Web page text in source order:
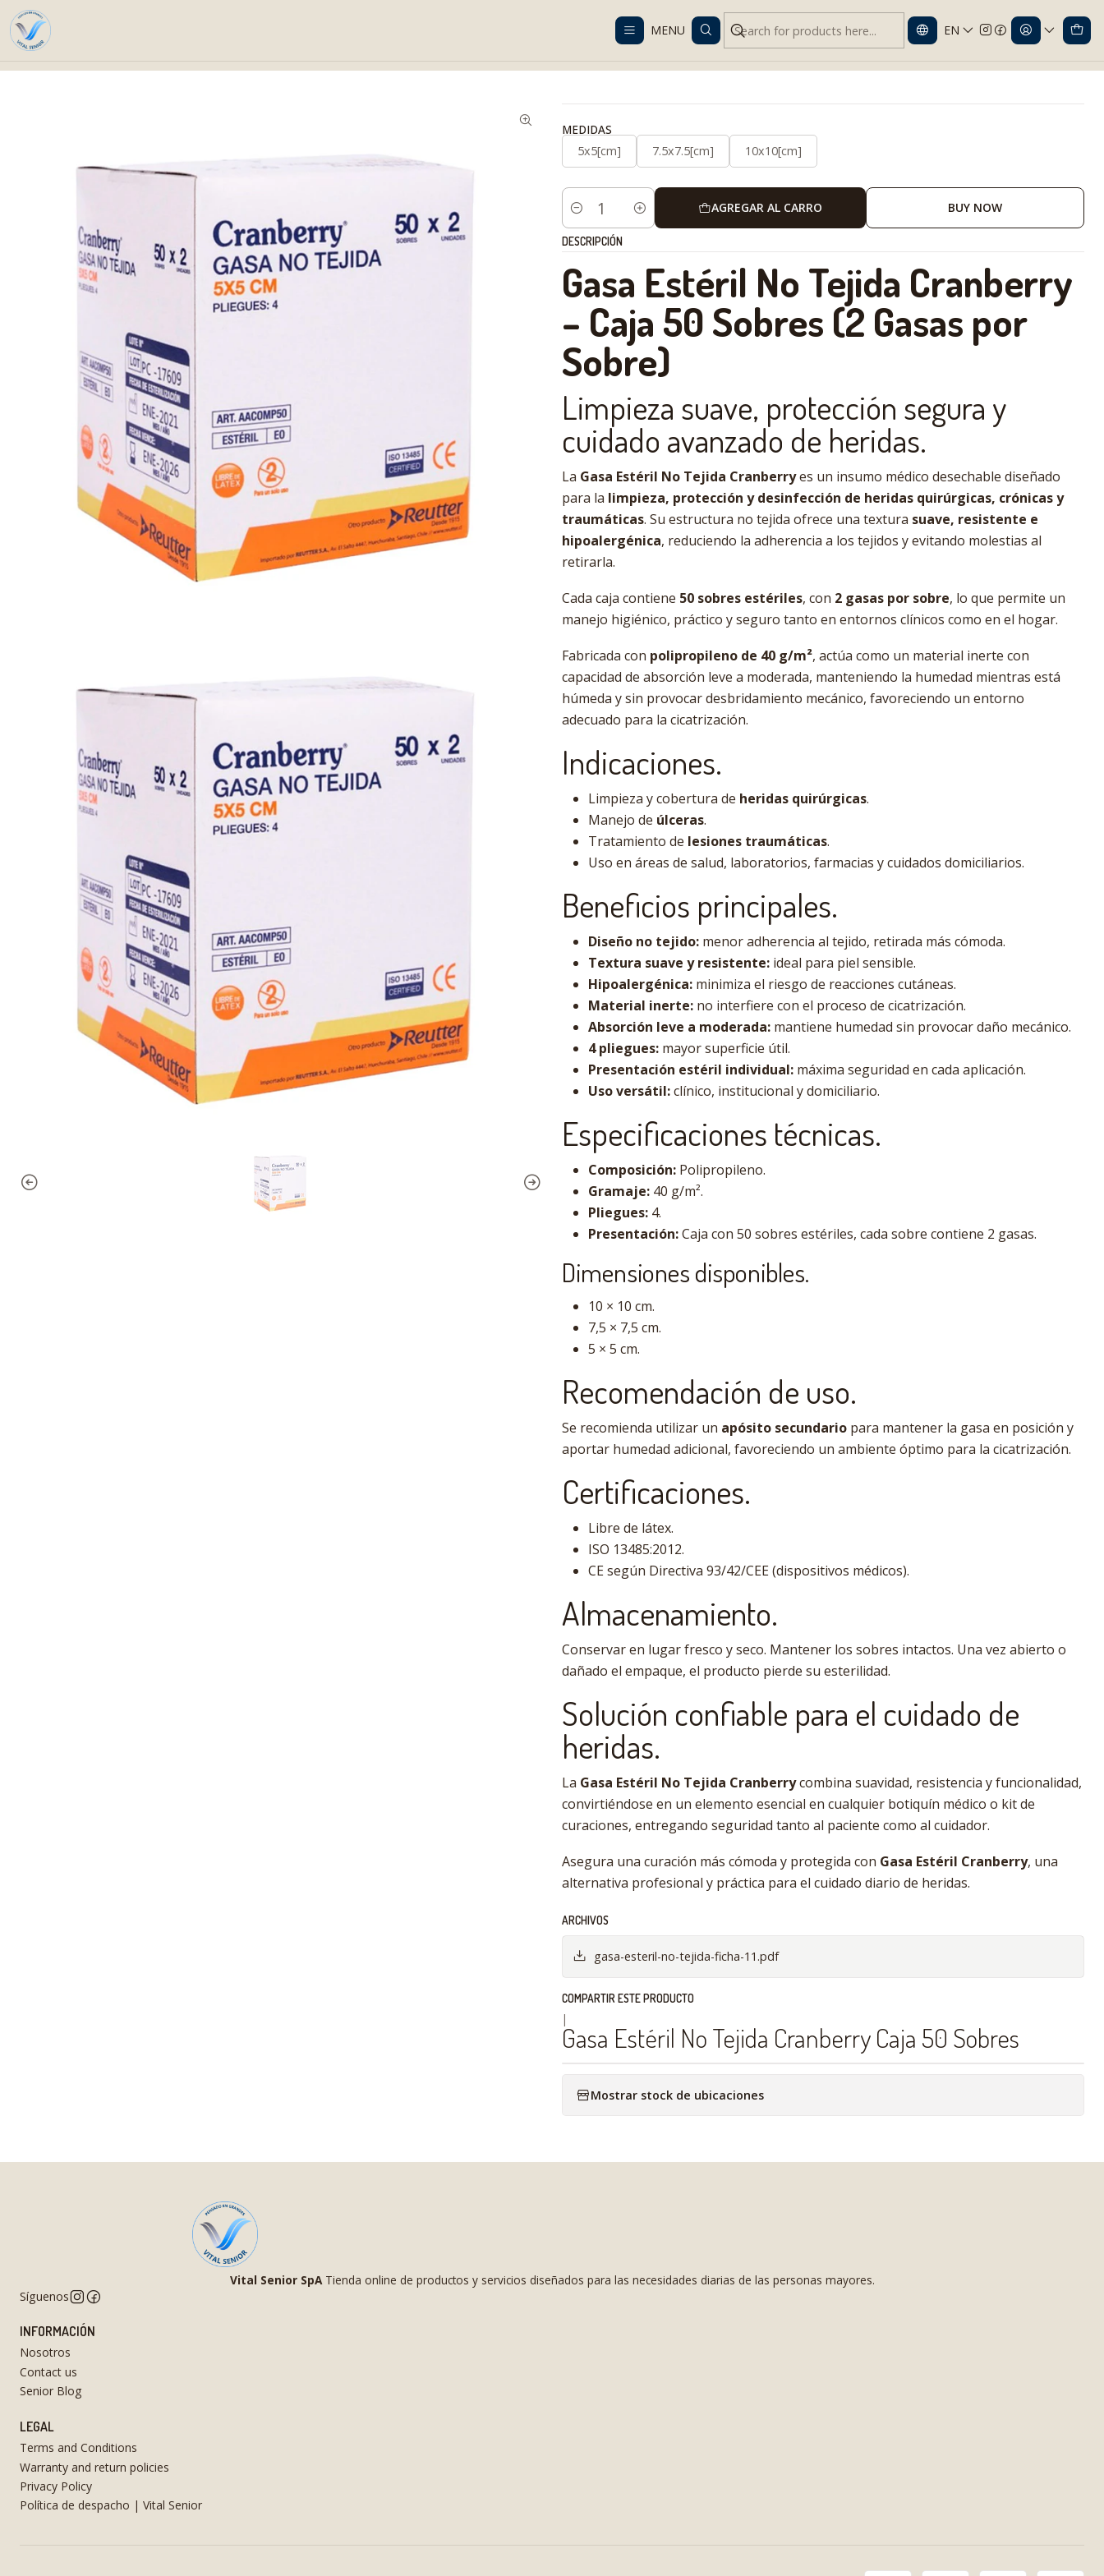
MENU EN
Despacho gratis en RM desde $100.000. Revisa las condiciones.
Gasa Estéril No Tejida Cranberry Caja 50 Sobres
MEDIDAS
5x5[cm]
7.5x7.5[cm] 10x10[cm]
Cantidad
AGREGAR AL CARRO BUY NOW
DESCRIPCIÓN
Gasa Estéril No Tejida Cranberry
– Caja 50 Sobres (2 Gasas por
Sobre)
Limpieza suave, protección segura y
cuidado avanzado de heridas.
La Gasa Estéril No Tejida Cranberryes un insumo médico desechable diseñado
para la limpieza, protección y desinfección de heridas quirúrgicas, crónicas y
traumáticas. Su estructura no tejida ofrece una textura suave, resistente e
hipoalergénica, reduciendo la adherencia a los tejidos y evitando molestias al
retirarla.
Cada caja contiene 50 sobres estériles, con 2 gasas por sobre, lo que permite un
manejo higiénico, práctico y seguro tanto en entornos clínicos como en el hogar.
Fabricada con polipropileno de 40 g/m², actúa como un material inerte con
capacidad de absorción leve a moderada, manteniendo la humedad mientras está
húmeda y sin provocar desbridamiento mecánico, favoreciendo un entorno
adecuado para la cicatrización.
Indicaciones.
Limpieza y cobertura de heridas quirúrgicas.
Manejo de úlceras.
Tratamiento de lesiones traumáticas.
Uso en áreas de salud, laboratorios, farmacias y cuidados domiciliarios.
Beneficios principales.
Diseño no tejido: menor adherencia al tejido, retirada más cómoda.
Textura suave y resistente: ideal para piel sensible.
Hipoalergénica: minimiza el riesgo de reacciones cutáneas.
Material inerte: no interfiere con el proceso de cicatrización.
Absorción leve a moderada: mantiene humedad sin provocar daño mecánico.
4 pliegues: mayor superficie útil.
Presentación estéril individual: máxima seguridad en cada aplicación.
Uso versátil:clínico, institucional y domiciliario.
Especificaciones técnicas.
Composición: Polipropileno.
Gramaje: 40 g/m².
Pliegues: 4.
Presentación:Caja con 50 sobres estériles, cada sobre contiene 2 gasas.
Dimensiones disponibles.
10 × 10 cm.
7,5 × 7,5 cm.
5 × 5 cm.
Recomendación de uso.
Se recomienda utilizar un apósito secundario para mantener la gasa en posición y
aportar humedad adicional, favoreciendo un ambiente óptimo para la cicatrización.
Certificaciones.
Libre de látex.
ISO 13485:2012.
CE según Directiva 93/42/CEE (dispositivos médicos).
Almacenamiento.
Conservar en lugar fresco y seco. Mantener los sobres intactos. Una vez abierto o
dañado el empaque, el producto pierde su esterilidad.
Solución confiable para el cuidado de
heridas.
La Gasa Estéril No Tejida Cranberrycombina suavidad, resistencia y funcionalidad,
convirtiéndose en un elemento esencial en cualquier botiquín médico o kit de
curaciones, entregando seguridad tanto al paciente como al cuidador.
Asegura una curación más cómoda y protegida con Gasa Estéril Cranberry, una
alternativa profesional y práctica para el cuidado diario de heridas.
ARCHIVOS
gasa-esteril-no-tejida-ficha-11.pdf
COMPARTIR ESTE PRODUCTO
|
Gasa Estéril No Tejida Cranberry Caja 50 Sobres
Mostrar stock de ubicaciones
Vital Senior SpATienda online de productos y servicios diseñados para las necesidades diarias de las personas mayores.
Síguenos
INFORMACIÓN
Nosotros
Contact us
Senior Blog
LEGAL
Terms and Conditions
Warranty and return policies
Privacy Policy
Política de despacho | Vital Senior